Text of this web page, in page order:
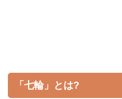
「七輪」とは?